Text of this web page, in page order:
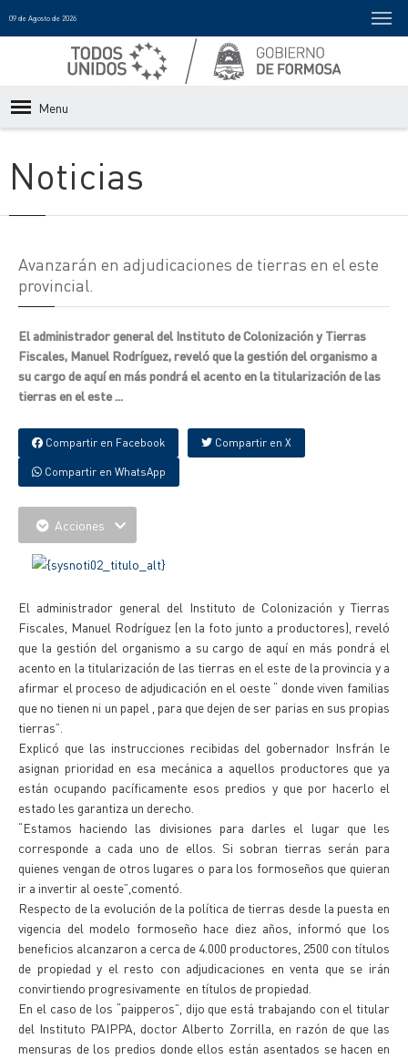
09 de Agosto de 2026
Menu
Noticias
Avanzarán en adjudicaciones de tierras en el este
provincial.
El administrador general del Instituto de Colonización y Tierras
Fiscales, Manuel Rodríguez, reveló que la gestión del organismo a
su cargo de aquí en más pondrá el acento en la titularización de las
tierras en el este ...
Compartir en Facebook Compartir en X
Compartir en WhatsApp
Acciones
El administrador general del Instituto de Colonización y Tierras
Fiscales, Manuel Rodríguez (en la foto junto a productores), reveló
que la gestión del organismo a su cargo de aquí en más pondrá el
acento en la titularización de las tierras en el este de la provincia y a
afirmar el proceso de adjudicación en el oeste “ donde viven familias
que no tienen ni un papel , para que dejen de ser parias en sus propias
tierras”.
Explicó que las instrucciones recibidas del gobernador Insfrán le
asignan prioridad en esa mecánica a aquellos productores que ya
están ocupando pacíficamente esos predios y que por hacerlo el
estado les garantiza un derecho.
“Estamos haciendo las divisiones para darles el lugar que les
corresponde a cada uno de ellos. Si sobran tierras serán para
quienes vengan de otros lugares o para los formoseños que quieran
ir a invertir al oeste”,comentó.
Respecto de la evolución de la política de tierras desde la puesta en
vigencia del modelo formoseño hace diez años, informó que los
beneficios alcanzaron a cerca de 4.000 productores, 2500 con títulos
de propiedad y el resto con adjudicaciones en venta que se irán
convirtiendo progresivamente en títulos de propiedad.
En el caso de los “paipperos”, dijo que está trabajando con el titular
del Instituto PAIPPA, doctor Alberto Zorrilla, en razón de que las
mensuras de los predios donde ellos están asentados se hacen en